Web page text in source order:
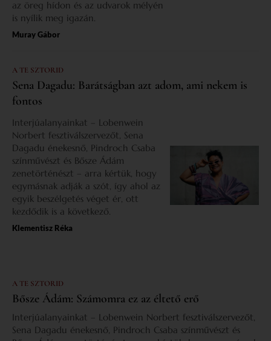
az öreg hídon és az udvarok mélyén
is nyílik meg igazán.
Muray Gábor
A TE SZTORID
Sena Dagadu: Barátságban azt adom, ami nekem is
fontos
Interjúalanyainkat – Lobenwein
Norbert fesztiválszervezőt, Sena
Dagadu énekesnő, Pindroch Csaba
színművészt és Bősze Ádám
zenetörténészt – arra kértük, hogy
egymásnak adják a szót, így ahol az
egyik beszélgetés véget ér, ott
kezdődik is a következő.
Klementisz Réka
A TE SZTORID
Bősze Ádám: Számomra ez az éltető erő
Interjúalanyainkat – Lobenwein Norbert fesztiválszervezőt,
Sena Dagadu énekesnő, Pindroch Csaba színművészt és